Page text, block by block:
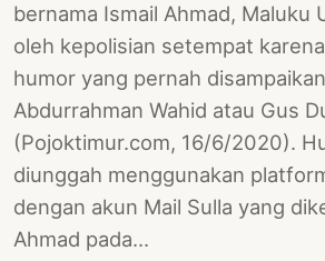
bernama Ismail Ahmad, Maluku
oleh kepolisian setempat
humor yang pernah
Abdurrahman Wahid atau Gus
(Pojoktimur.com, 16/6/2020).
diunggah menggunakan
dengan akun Mail Sulla yang
Ahmad pada…